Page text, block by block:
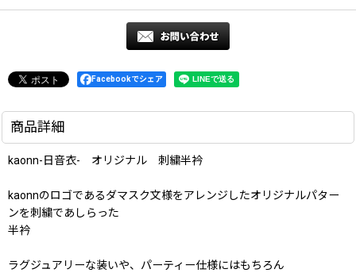
Facebookでシェア
商品詳細
kaonn-日音衣- オリジナル 刺繍半衿
kaonnのロゴであるダマスク文様をアレンジしたオリジナルパター
ンを刺繍であしらった
半衿
ラグジュアリーな装いや、パーティー仕様にはもちろん